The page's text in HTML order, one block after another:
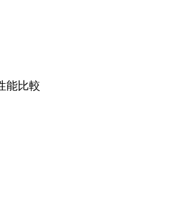
能比較